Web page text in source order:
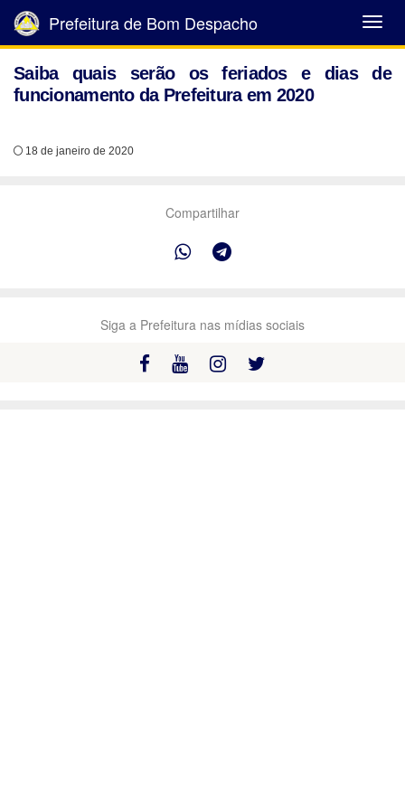
Abrir
Menu
Prefeitura de Bom Despacho
Saiba quais serão os feriados e dias de
funcionamento da Prefeitura em 2020
18 de janeiro de 2020
Compartilhar
Siga a Prefeitura nas mídias sociais